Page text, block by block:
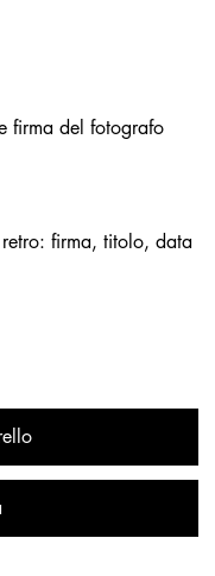
firma del fotografo
firma, titolo, data